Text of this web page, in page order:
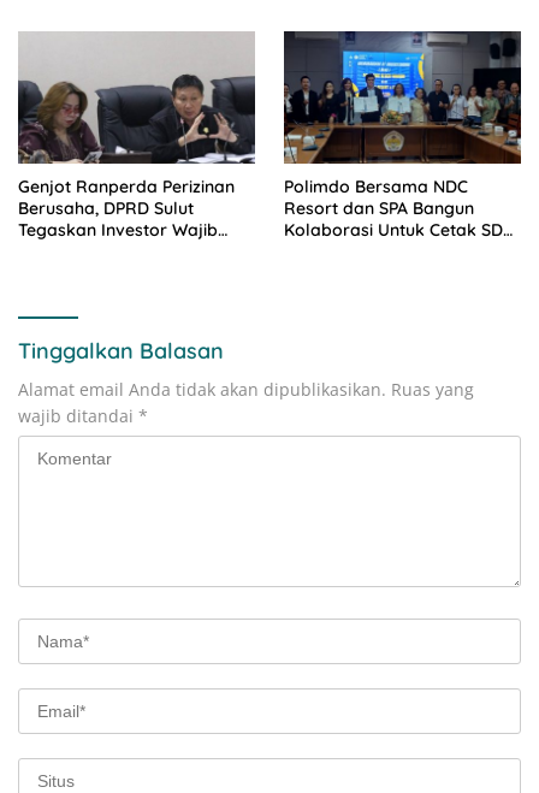
Genjot Ranperda Perizinan
Berusaha, DPRD Sulut
Tegaskan Investor Wajib
Polimdo Bersama NDC
Resort dan SPA Bangun
Kolaborasi Untuk Cetak SDM
Tinggalkan Balasan
Alamat email Anda tidak akan dipublikasikan. Ruas yang
wajib ditandai *